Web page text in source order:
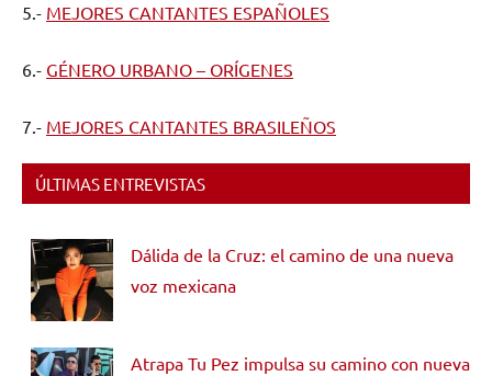
5.- MEJORES CANTANTES ESPAÑOLES
6.- GÉNERO URBANO – ORÍGENES
7.- MEJORES CANTANTES BRASILEÑOS
ÚLTIMAS ENTREVISTAS
Dálida de la Cruz: el camino de una nueva
voz mexicana
Atrapa Tu Pez impulsa su camino con nueva